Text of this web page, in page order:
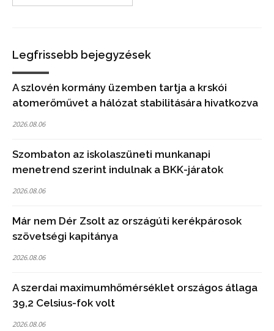
Legfrissebb bejegyzések
A szlovén kormány üzemben tartja a krskói
atomerőművet a hálózat stabilitására hivatkozva
2026.08.06
Szombaton az iskolaszüneti munkanapi
menetrend szerint indulnak a BKK-járatok
2026.08.06
Már nem Dér Zsolt az országúti kerékpárosok
szövetségi kapitánya
2026.08.06
A szerdai maximumhőmérséklet országos átlaga
39,2 Celsius-fok volt
2026.08.06